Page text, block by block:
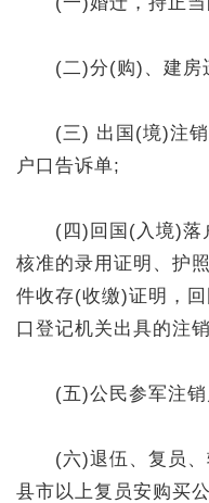
(二)分(购)、建房
(三) 出国(境)注销
户口告诉单;
(四)回国(入境)落
核准的录用证明、护
件收存(收缴)证明，
口登记机关出具的注
(五)公民参军注销
(六)退伍、复员、
县市以上复员安购买